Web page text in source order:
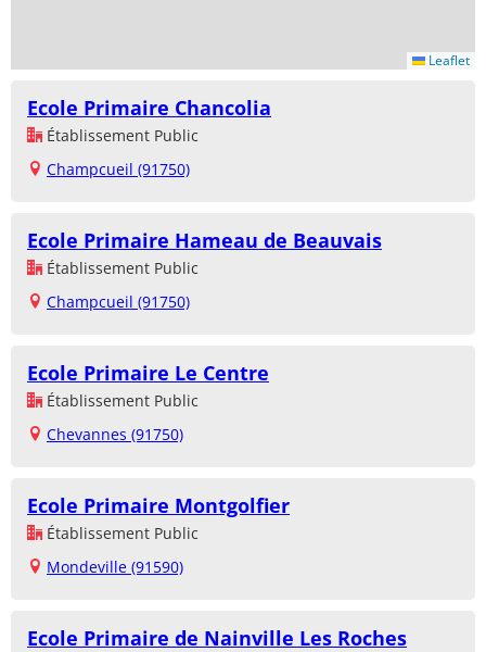
Leaflet
Ecole Primaire Chancolia
Établissement Public
Champcueil (91750)
Ecole Primaire Hameau de Beauvais
Établissement Public
Champcueil (91750)
Ecole Primaire Le Centre
Établissement Public
Chevannes (91750)
Ecole Primaire Montgolfier
Établissement Public
Mondeville (91590)
Ecole Primaire de Nainville Les Roches